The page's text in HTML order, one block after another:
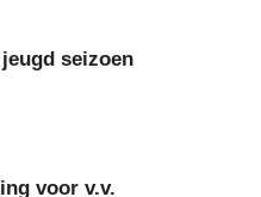
seizoen
voor v.v.